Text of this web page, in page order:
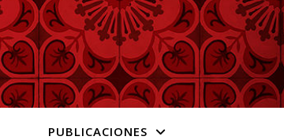
PUBLICACIONES